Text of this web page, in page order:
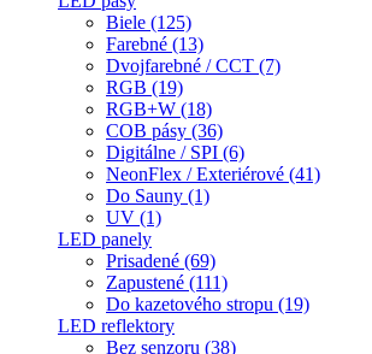
Biele (125)
Farebné (13)
Dvojfarebné / CCT (7)
RGB (19)
RGB+W (18)
COB pásy (36)
Digitálne / SPI (6)
NeonFlex / Exteriérové (41)
Do Sauny (1)
UV (1)
LED panely
Prisadené (69)
Zapustené (111)
Do kazetového stropu (19)
LED reflektory
Bez senzoru (38)